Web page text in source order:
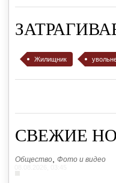
Жилищник
СВЕЖИЕ
Общество Фото и видео